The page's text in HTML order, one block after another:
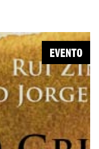
EVENTO